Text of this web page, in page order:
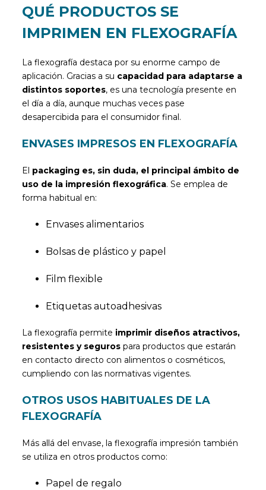
QUÉ PRODUCTOS SE
IMPRIMEN EN FLEXOGRAFÍA
La flexografía destaca por su enorme campo de
aplicación. Gracias a su capacidad para adaptarse a
distintos soportes, es una tecnología presente en
el día a día, aunque muchas veces pase
desapercibida para el consumidor final.
ENVASES IMPRESOS EN FLEXOGRAFÍA
El packaging es, sin duda, el principal ámbito de
uso de la impresión flexográfica. Se emplea de
forma habitual en:
Envases alimentarios
Bolsas de plástico y papel
Film flexible
Etiquetas autoadhesivas
La flexografía permite imprimir diseños atractivos,
resistentes y seguros para productos que estarán
en contacto directo con alimentos o cosméticos,
cumpliendo con las normativas vigentes.
OTROS USOS HABITUALES DE LA
FLEXOGRAFÍA
Más allá del envase, la flexografía impresión también
se utiliza en otros productos como:
Papel de regalo